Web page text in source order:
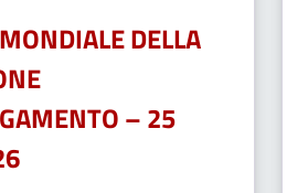
DELLA
– 25